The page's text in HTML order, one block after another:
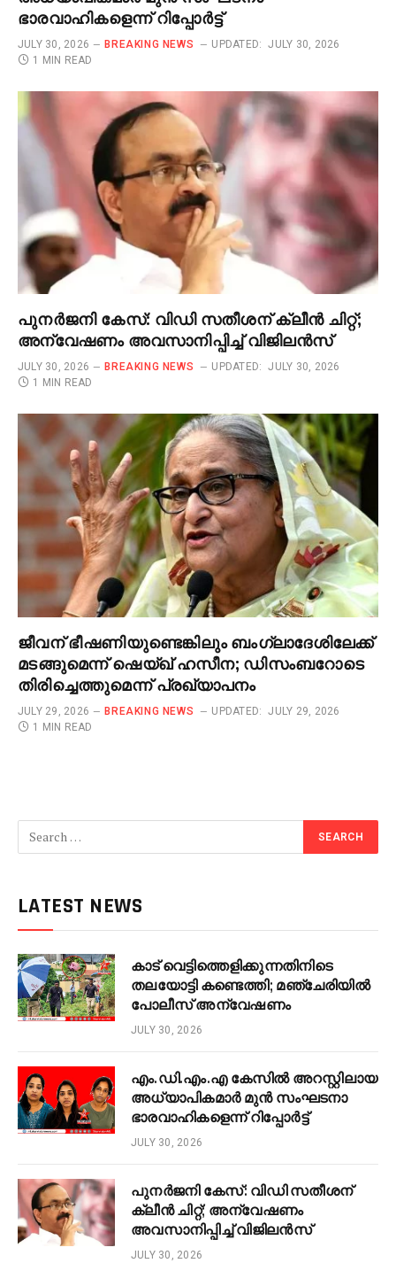
ഭാരവാഹികളെന്ന് റിപ്പോർട്ട്
JULY 30, 2026 BREAKING NEWS UPDATED: JULY 30, 2026
1 MIN READ
പുനർജനി കേസ്: വിഡി സതീശന് ക്ലീൻ ചിറ്റ്;
അന്വേഷണം അവസാനിപ്പിച്ച് വിജിലൻസ്
JULY 30, 2026 BREAKING NEWS UPDATED: JULY 30, 2026
1 MIN READ
ജീവന് ഭീഷണിയുണ്ടെങ്കിലും ബംഗ്ലാദേശിലേക്ക്
മടങ്ങുമെന്ന് ഷെയ്ഖ് ഹസീന; ഡിസംബറോടെ
തിരിച്ചെത്തുമെന്ന് പ്രഖ്യാപനം
JULY 29, 2026 BREAKING NEWS UPDATED: JULY 29, 2026
1 MIN READ
LATEST NEWS
കാട് വെട്ടിത്തെളിക്കുന്നതിനിടെ
തലയോട്ടി കണ്ടെത്തി; മഞ്ചേരിയിൽ
പോലീസ് അന്വേഷണം
JULY 30, 2026
എം.ഡി.എം.എ കേസിൽ അറസ്റ്റിലായ
അധ്യാപികമാർ മുൻ സംഘടനാ
ഭാരവാഹികളെന്ന് റിപ്പോർട്ട്
JULY 30, 2026
പുനർജനി കേസ്: വിഡി സതീശന്
ക്ലീൻ ചിറ്റ്; അന്വേഷണം
അവസാനിപ്പിച്ച് വിജിലൻസ്
JULY 30, 2026